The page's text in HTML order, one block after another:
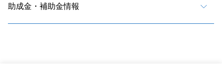
助成金・補助金情報